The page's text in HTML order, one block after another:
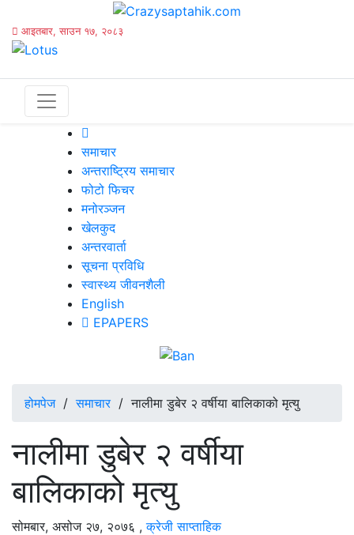
आइतबार, साउन १७, २०८३
समाचार
अन्तराष्ट्रिय समाचार
फोटो फिचर
मनोरञ्जन
खेलकुद
अन्तरवार्ता
सूचना प्रविधि
स्वास्थ्य जीवनशैली
English
EPAPERS
होमपेज/समाचार/नालीमा डुबेर २ वर्षीया बालिकाको मृत्यु
नालीमा डुबेर २ वर्षीया
बालिकाको मृत्यु
सोमबार, असोज २७, २०७६ ,क्रेजी साप्ताहिक